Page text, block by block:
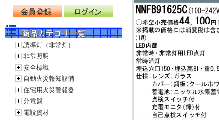
誘導灯（非常灯）
非常照明
安全標識
自動火災報知設備
住宅用火災警報器
分電盤
電設資材